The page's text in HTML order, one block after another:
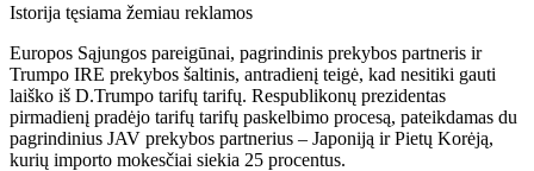
Istorija tęsiama žemiau reklamos
Europos Sąjungos pareigūnai, pagrindinis prekybos partneris ir
Trumpo IRE prekybos šaltinis, antradienį teigė, kad nesitiki gauti
laiško iš D.Trumpo tarifų tarifų. Respublikonų prezidentas
pirmadienį pradėjo tarifų tarifų paskelbimo procesą, pateikdamas du
pagrindinius JAV prekybos partnerius – Japoniją ir Pietų Korėją,
kurių importo mokesčiai siekia 25 procentus.